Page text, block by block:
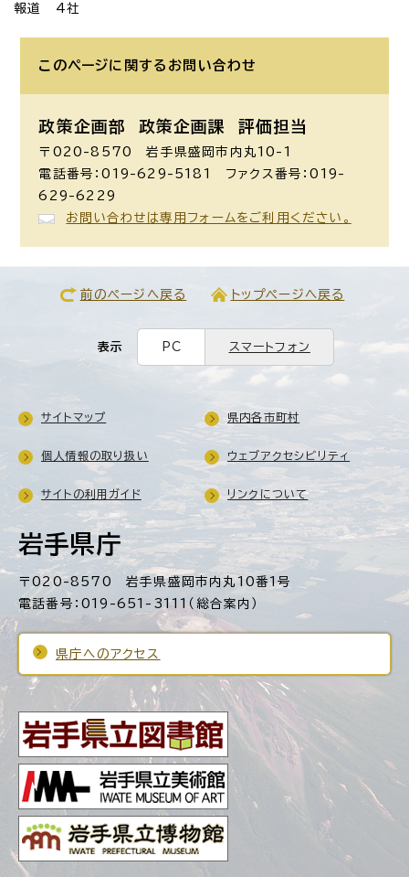
報道 4社
このページに関する お問い合わせ
政策企画部 政策企画課 評価担当
〒020-8570 岩手県盛岡市内丸10-1
電話番号：019-629-5181 ファクス番号：019-
629-6229
お問い合わせは専用フォームをご利用ください。
前のページへ戻る トップページへ戻る
表示 PC スマートフォン
岩手県庁
〒020-8570 岩手県盛岡市内丸10番1号
電話番号：019-651-3111（総合案内）
県庁へのアクセス
サイトマップ 県内各市町村
個人情報の取り扱い ウェブアクセシビリティ
サイトの利用ガイド リンクについて